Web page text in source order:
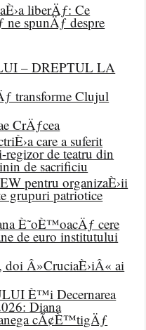
liberÄƒ: Ce
spunÄƒ despre
– DREPTUL LA
transforme Clujul
CrÄƒcea
care a suferit
de teatru din
de sacrificiu
pentru organizaÈ›ii
grupuri patriotice
È˜oÈ™oacÄƒ cere
de euro institutului
Â»CruciaÈ›iÂ« ai
È™i Decernarea
Diana
cÃ¢È™tigÄƒ